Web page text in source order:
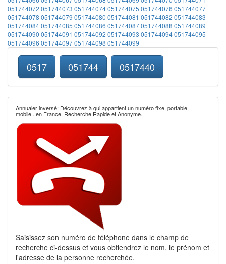
051744072 051744073 051744074051744075 051744076 051744077
051744078 051744079 051744080 051744081 051744082 051744083
051744084051744085 051744086 051744087051744088 051744089
051744090 051744091 051744092 051744093 051744094051744095
051744096 051744097051744098 051744099
0517 051744 0517440
Annuaier inversé: Découvrez à qui appartient un numéro fixe, portable,
mobile...en France. Recherche Rapide et Anonyme.
Saisissez son numéro de téléphone dans le champ de
recherche ci-dessus et vous obtiendrez le nom, le prénom et
l'adresse de la personne recherchée.